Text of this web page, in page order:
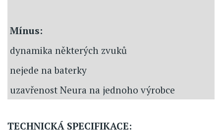
Mínus:
dynamika některých zvuků
nejede na baterky
uzavřenost Neura na jednoho výrobce
TECHNICKÁ SPECIFIKACE: